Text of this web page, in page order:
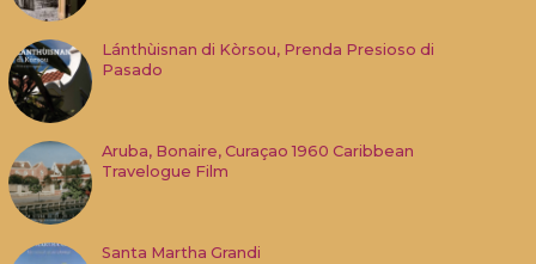
Lánthùisnan di Kòrsou, Prenda Presioso di
Pasado
Aruba, Bonaire, Curaçao 1960 Caribbean
Travelogue Film
Santa Martha Grandi